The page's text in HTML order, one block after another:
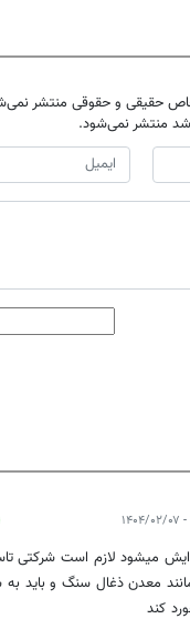
حقیقی و حقوقی منتشر
منتشر نمی‌شود.
پیدایش میشود لازم است
معدن ذغال سنگ و باید به
کند